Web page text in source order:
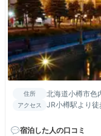
住所 北海道小樽市
アクセス JR小樽駅より
宿泊した人の口コミ